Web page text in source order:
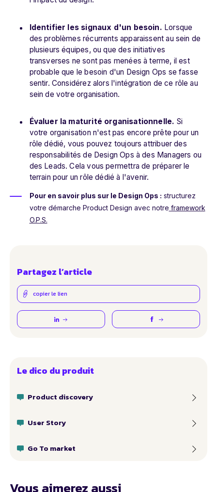
Identifier les signaux d'un besoin. Lorsque
des problèmes récurrents apparaissent au sein de
plusieurs équipes, ou que des initiatives
transverses ne sont pas menées à terme, il est
probable que le besoin d'un Design Ops se fasse
sentir. Considérez alors l'intégration de ce rôle au
sein de votre organisation.
Évaluer la maturité organisationnelle. Si
votre organisation n'est pas encore prête pour un
rôle dédié, vous pouvez toujours attribuer des
responsabilités de Design Ops à des Managers ou
des Leads. Cela vous permettra de préparer le
terrain pour un rôle dédié à l'avenir.
Pour en savoir plus sur le Design Ops : structurez
votre démarche Product Design avec notre framework
O.P.S.
Partagez l’article
copier le lien
Le dico du produit
Product discovery
User Story
Go To market
Vous aimerez aussi